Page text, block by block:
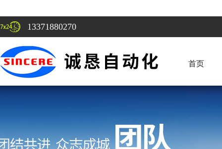
13371880270
首页